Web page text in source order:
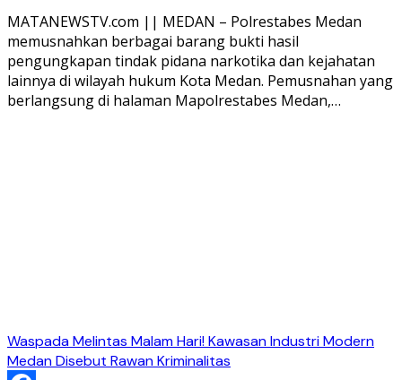
Share
MATANEWSTV.com || MEDAN – Polrestabes Medan
memusnahkan berbagai barang bukti hasil
pengungkapan tindak pidana narkotika dan kejahatan
lainnya di wilayah hukum Kota Medan. Pemusnahan yang
berlangsung di halaman Mapolrestabes Medan,…
Waspada Melintas Malam Hari! Kawasan Industri Modern
Medan Disebut Rawan Kriminalitas